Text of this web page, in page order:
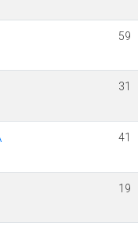
59
31
41
19